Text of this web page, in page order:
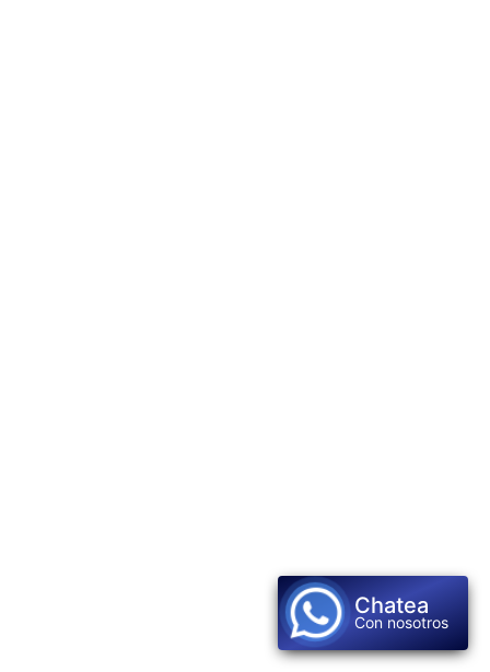
Chatea
Con nosotros